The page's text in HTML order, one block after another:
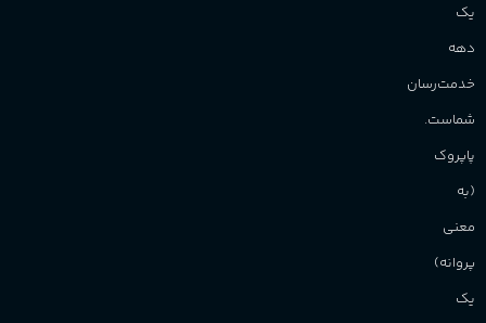
یک
دهه
خدمت‌رسان
شماست.
پاپروک
(به
معنی
پروانه)
یک